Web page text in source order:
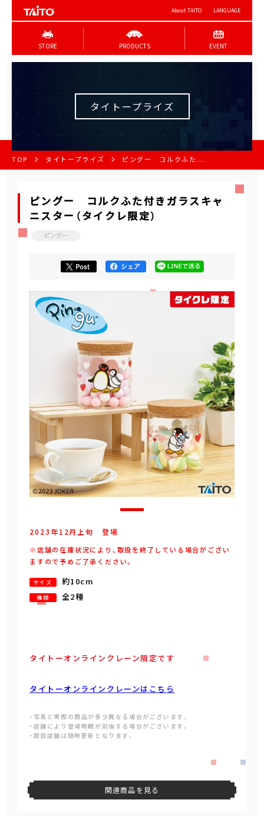
About TAITO LANGUAGE
STORE PRODUCTS EVENT
タイトープライズ
TOP タイトープライズ ピングー コルクふた...
ピングー コルクふた付きガラスキャ
ニスター（タイクレ限定）
ピングー
2023年12月 上旬 登場
※店舗の在庫状況により、取扱を終了している場合がござい
ますので予めご了承ください。
サイズ 約10cm
種類 全2種
タイトーオンラインクレーン限定です
タイトーオンラインクレーンはこちら
・写真と実際の商品が多少異なる場合がございます。
・店舗により登場時期が前後する場合がございます。
・取扱店舗は随時更新となります。
関連商品を見る